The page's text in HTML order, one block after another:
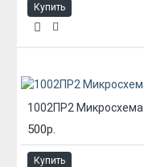
Купить
1002ПР2 Микросхема
500р.
Купить